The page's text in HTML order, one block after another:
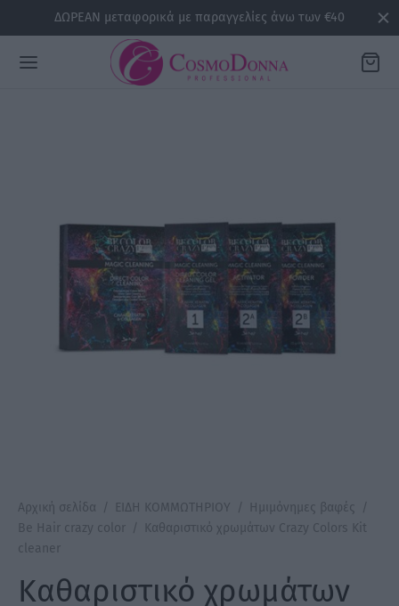
ΔΩΡΕΑΝ μεταφορικά με παραγγελίες άνω των €40
Αρχική σελίδα / ΕΙΔΗ ΚΟΜΜΩΤΗΡΙΟΥ / Ημιμόνημες βαφές
/
Be Hair crazy color /
Καθαριστικό χρωμάτων Crazy Colors Kit
cleaner
Καθαριστικό χρωμάτων
Xanitalia